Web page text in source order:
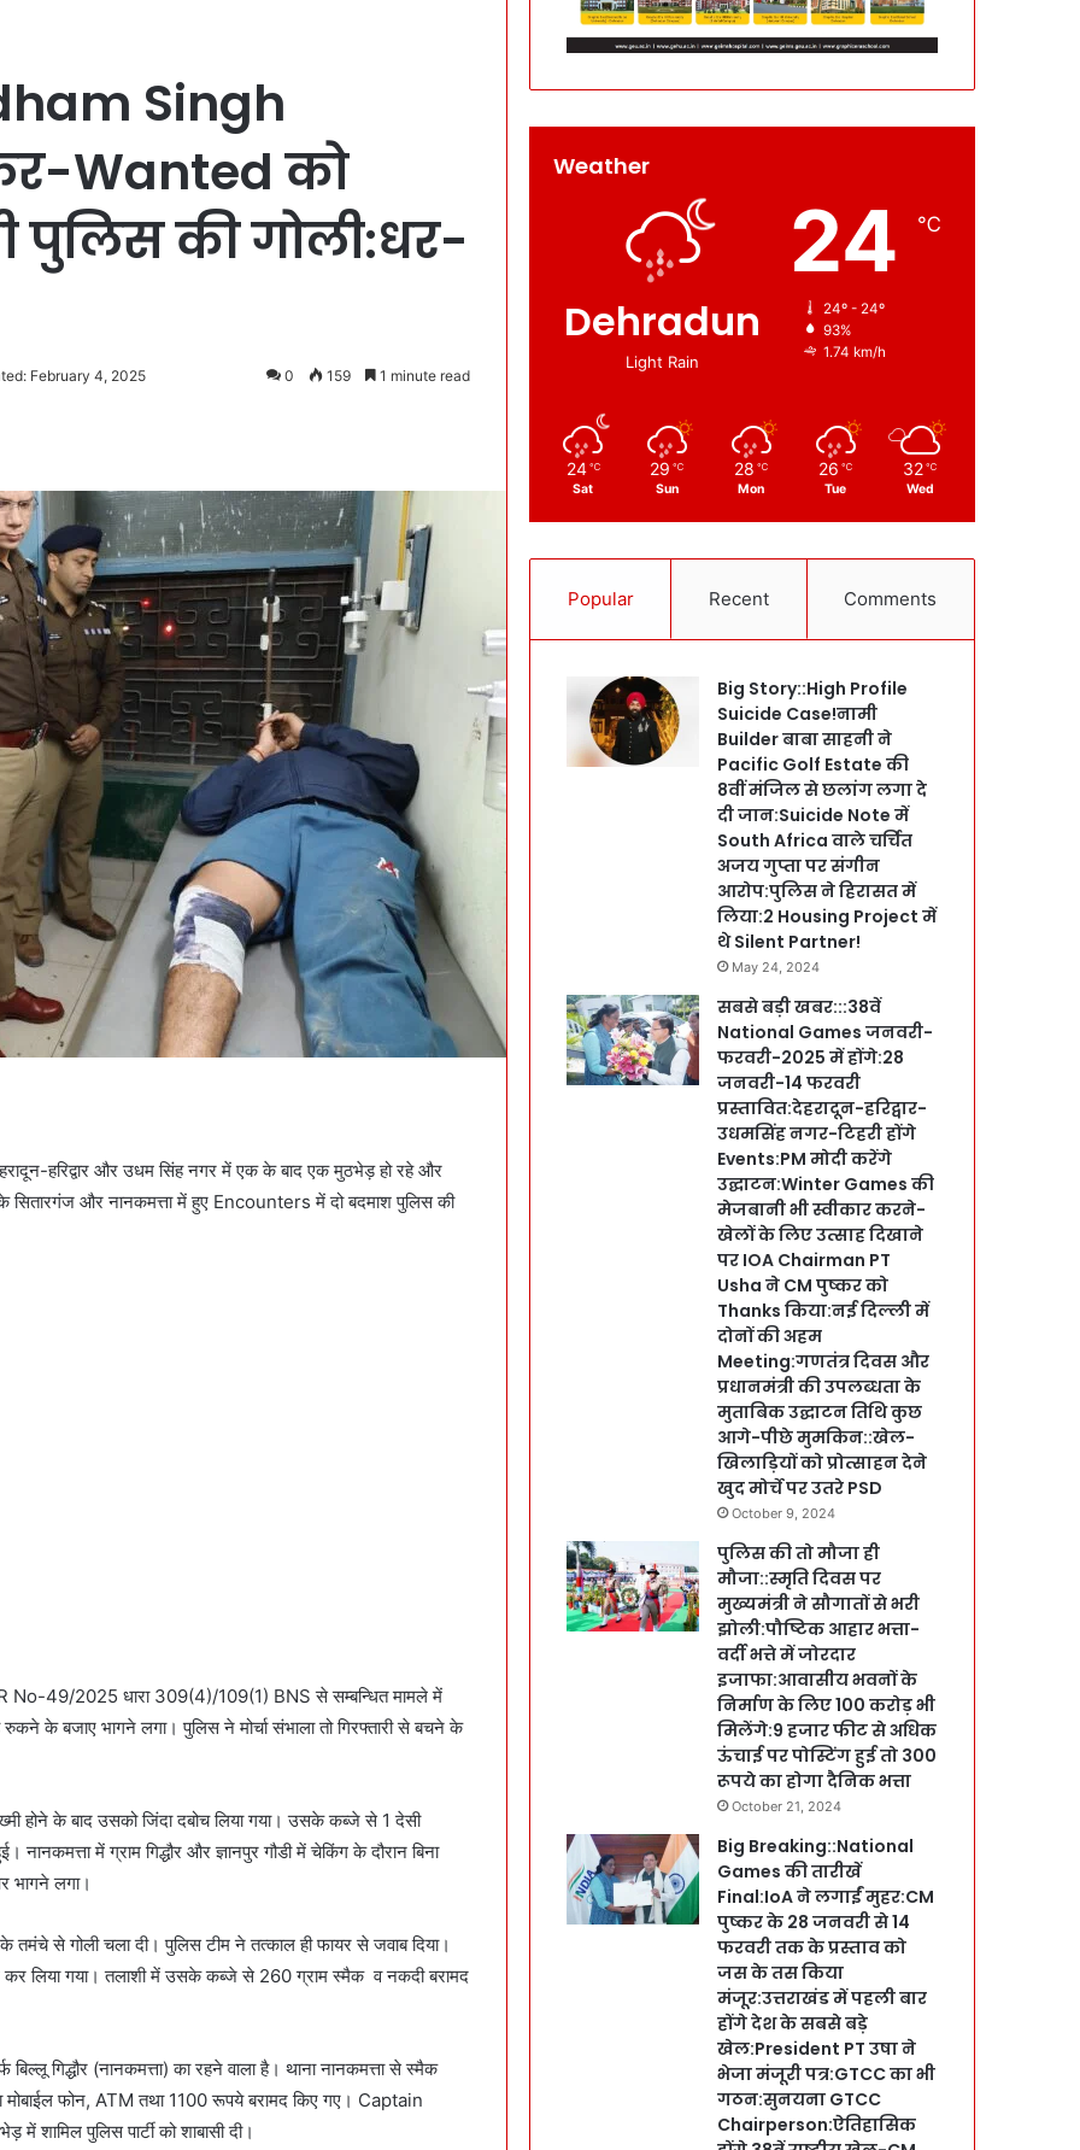
Singh
Wanted को
पुलिस की गोली:धर-
February 4, 2025 0 159 1 minute read
हरिद्वार और उधम सिंह नगर में एक के बाद एक मुठभेड़ हो रहे और
और नानकमत्ता में हुए Encounters में दो बदमाश पुलिस की
No-49/2025 धारा 309(4)/109(1) BNS से सम्बन्धित मामले में
के बजाए भागने लगा। पुलिस ने मोर्चा संभाला तो गिरफ्तारी से बचने के
होने के बाद उसको जिंदा दबोच लिया गया। उसके कब्जे से 1 देसी
में ग्राम गिद्धौर और ज्ञानपुर गौडी में चेकिंग के दौरान बिना
भागने लगा।
से गोली चला दी। पुलिस टीम ने तत्काल ही फायर से जवाब दिया।
कर लिया गया। तलाशी में उसके कब्जे से 260 ग्राम स्मैक व नकदी बरामद
गिद्धौर (नानकमत्ता) का रहने वाला है। थाना नानकमत्ता से स्मैक
मोबाईल फोन, ATM तथा 1100 रूपये बरामद किए गए। Captain
शामिल पुलिस पार्टी को शाबासी दी।
Weather
Dehradun
Light Rain
24 ℃
24º - 24º
93%
1.74 km/h
24 ℃
Sat
29 ℃
Sun
28 ℃
Mon
26 ℃
Tue
32 ℃
Wed
Popular Recent Comments
Big Story::High Profile
Suicide Case!नामी
Builder बाबा साहनी ने
Pacific Golf Estate की
8वीं मंजिल से छलांग लगा दे
दी जान:Suicide Note में
South Africa वाले चर्चित
अजय गुप्ता पर संगीन
आरोप:पुलिस ने हिरासत में
लिया:2 Housing Project में
थे Silent Partner!
May 24, 2024
सबसे बड़ी खबर:::38वें
National Games जनवरी-
फरवरी-2025 में होंगे:28
जनवरी-14 फरवरी
प्रस्तावित:देहरादून-हरिद्वार-
उधमसिंह नगर-टिहरी होंगे
Events:PM मोदी करेंगे
उद्घाटन:Winter Games की
मेजबानी भी स्वीकार करने-
खेलों के लिए उत्साह दिखाने
पर IOA Chairman PT
Usha ने CM पुष्कर को
Thanks किया:नई दिल्ली में
दोनों की अहम
Meeting:गणतंत्र दिवस और
प्रधानमंत्री की उपलब्धता के
मुताबिक उद्घाटन तिथि कुछ
आगे-पीछे मुमकिन::खेल-
खिलाड़ियों को प्रोत्साहन देने
खुद मोर्चे पर उतरे PSD
October 9, 2024
पुलिस की तो मौजा ही
मौजा::स्मृति दिवस पर
मुख्यमंत्री ने सौगातों से भरी
झोली:पौष्टिक आहार भत्ता-
वर्दी भत्ते में जोरदार
इजाफा:आवासीय भवनों के
निर्माण के लिए 100 करोड़ भी
मिलेंगे:9 हजार फीट से अधिक
ऊंचाई पर पोस्टिंग हुई तो 300
रूपये का होगा दैनिक भत्ता
October 21, 2024
Big Breaking::National
Games की तारीखें
Final:IoA ने लगाईं मुहर:CM
पुष्कर के 28 जनवरी से 14
फरवरी तक के प्रस्ताव को
जस के तस किया
मंजूर:उत्तराखंड में पहली बार
होंगे देश के सबसे बड़े
खेल:President PT उषा ने
भेजा मंजूरी पत्र:GTCC का भी
गठन:सुनयना GTCC
Chairperson:ऐतिहासिक